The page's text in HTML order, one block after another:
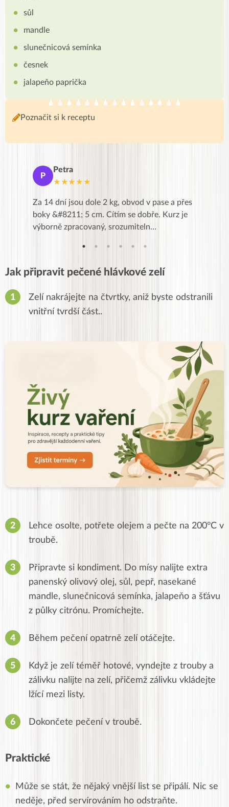
sůl
mandle
slunečnicová semínka
česnek
jalapeňo paprička
Poznačit si k receptu
P
Petra
★★★★★
Za 14 dní jsou dole 2 kg, obvod v pase a přes
boky &#8211; 5 cm. Cítím se dobře. Kurz je
výborně zpracovaný, srozumiteln…
Jak připravit pečené hlávkové zelí
Zelí nakrájejte na čtvrtky, aniž byste odstranili
vnitřní tvrdší část..
Lehce osolte, potřete olejem a pečte na 200°C v
troubě.
Připravte si kondiment. Do mísy nalijte extra
panenský olivový olej, sůl, pepř, nasekané
mandle, slunečnicová semínka, jalapeňo a šťávu
z půlky citrónu. Promíchejte.
Během pečení opatrně zelí otáčejte.
Když je zelí téměř hotové, vyndejte z trouby a
zálivku nalijte na zelí, přičemž zálivku vkládejte
lžící mezi listy.
Dokončete pečení v troubě.
Praktické
Může se stát, že nějaký vnější list se připálí. Nic se
neděje, před servírováním ho odstraňte.